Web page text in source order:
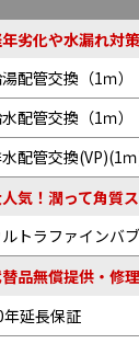
劣化や水漏れ対
配管交換（1ｍ）
配管交換（1ｍ）
配管交換(VP)(1
気！潤って角質
ルトラファインバ
品無償提供・修
年延長保証